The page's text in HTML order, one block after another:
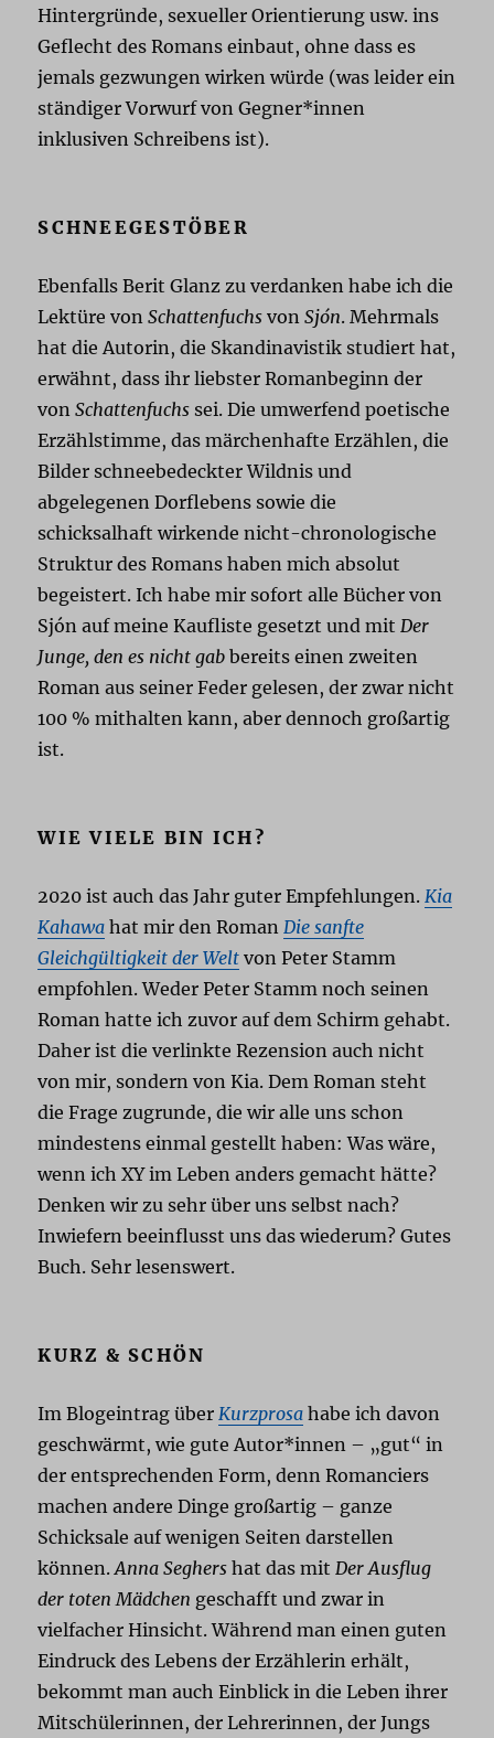
Hintergründe, sexueller Orientierung usw. ins
Geflecht des Romans einbaut, ohne dass es
jemals gezwungen wirken würde (was leider ein
ständiger Vorwurf von Gegner*innen
inklusiven Schreibens ist).
SCHNEEGESTÖBER
Ebenfalls Berit Glanz zu verdanken habe ich die
Lektüre vonSchattenfuchs vonSjón. Mehrmals
hat die Autorin, die Skandinavistik studiert hat,
erwähnt, dass ihr liebster Romanbeginn der
vonSchattenfuchs sei. Die umwerfend poetische
Erzählstimme, das märchenhafte Erzählen, die
Bilder schneebedeckter Wildnis und
abgelegenen Dorflebens sowie die
schicksalhaft wirkende nicht-chronologische
Struktur des Romans haben mich absolut
begeistert. Ich habe mir sofort alle Bücher von
Sjón auf meine Kaufliste gesetzt und mit Der
Junge, den es nicht gab bereits einen zweiten
Roman aus seiner Feder gelesen, der zwar nicht
100 % mithalten kann, aber dennoch großartig
ist.
WIE VIELE BIN ICH?
2020 ist auch das Jahr guter Empfehlungen. Kia
Kahawa hat mir den Roman Die sanfte
Gleichgültigkeit der Welt von Peter Stamm
empfohlen. Weder Peter Stamm noch seinen
Roman hatte ich zuvor auf dem Schirm gehabt.
Daher ist die verlinkte Rezension auch nicht
von mir, sondern von Kia. Dem Roman steht
die Frage zugrunde, die wir alle uns schon
mindestens einmal gestellt haben: Was wäre,
wenn ich XY im Leben anders gemacht hätte?
Denken wir zu sehr über uns selbst nach?
Inwiefern beeinflusst uns das wiederum? Gutes
Buch. Sehr lesenswert.
KURZ & SCHÖN
Im Blogeintrag über Kurzprosa habe ich davon
geschwärmt, wie gute Autor*innen – „gut“ in
der entsprechenden Form, denn Romanciers
machen andere Dinge großartig – ganze
Schicksale auf wenigen Seiten darstellen
können.Anna Seghers hat das mit Der Ausflug
der toten Mädchen geschafft und zwar in
vielfacher Hinsicht. Während man einen guten
Eindruck des Lebens der Erzählerin erhält,
bekommt man auch Einblick in die Leben ihrer
Mitschülerinnen, der Lehrerinnen, der Jungs